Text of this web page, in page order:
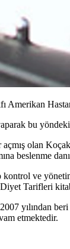
bu
açmış olan
beslenme
ve
Tarifleri
yılından
etmektedir.